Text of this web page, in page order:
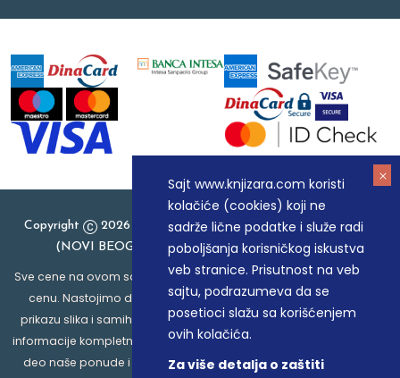
Sajt www.knjizara.com koristi
kolačiće (cookies) koji ne
sadrže lične podatke i služe radi
poboljšanja korisničkog iskustva
veb stranice. Prisutnost na veb
sajtu, podrazumeva da se
posetioci slažu sa korišćenjem
ovih kolačića.
Za više detalja o zaštiti
Copyright
2026 Knjizara.com - MAKART DOO BEOGRAD
(NOVI BEOGRAD), PIB: 105184104, MB: 20337524
Sve cene na ovom sajtu iskazane su u dinarima. PDV je uračunat u
cenu. Nastojimo da budemo što precizniji u opisu proizvoda,
prikazu slika i samih cena, ali ne možemo garantovati da su sve
informacije kompletne i bez grešaka. Svi artikli prikazani na sajtu su
deo naše ponude i ne podrazumeva da su dostupni u svakom